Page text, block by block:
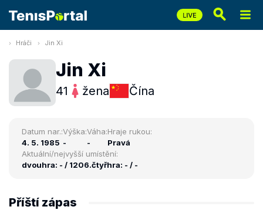
Hráči Jin Xi
Jin Xi
41 žena Čína
Datum nar.:
4. 5. 1985
Výška:
-
Váha:
-
Hraje rukou:
Pravá
Aktuální/nejvyšší umístění:
dvouhra: - / 1206.čtyřhra: - / -
Příští zápas